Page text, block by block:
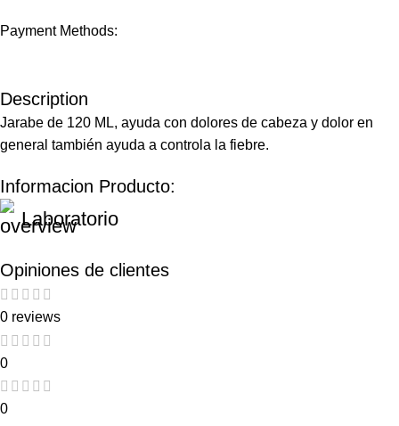
Payment Methods:
Description
Jarabe de 120 ML, ayuda con dolores de cabeza y dolor en
general también ayuda a controla la fiebre.
Informacion Producto:
Laboratorio
Opiniones de clientes
0 reviews
0
0